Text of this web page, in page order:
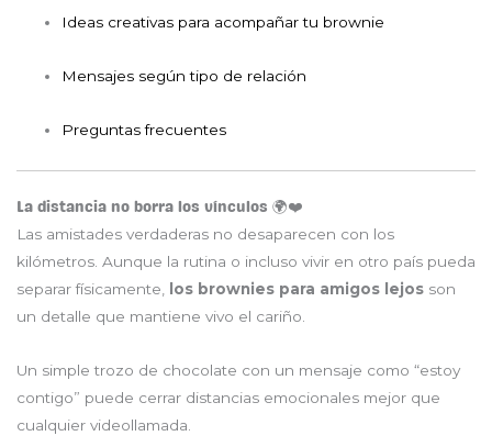
Ideas creativas para acompañar tu brownie
Mensajes según tipo de relación
Preguntas frecuentes
La distancia no borra los vínculos 🌍❤️
Las amistades verdaderas no desaparecen con los
kilómetros. Aunque la rutina o incluso vivir en otro país pueda
separar físicamente, los brownies para amigos lejos son
un detalle que mantiene vivo el cariño.
Un simple trozo de chocolate con un mensaje como “estoy
contigo” puede cerrar distancias emocionales mejor que
cualquier videollamada.